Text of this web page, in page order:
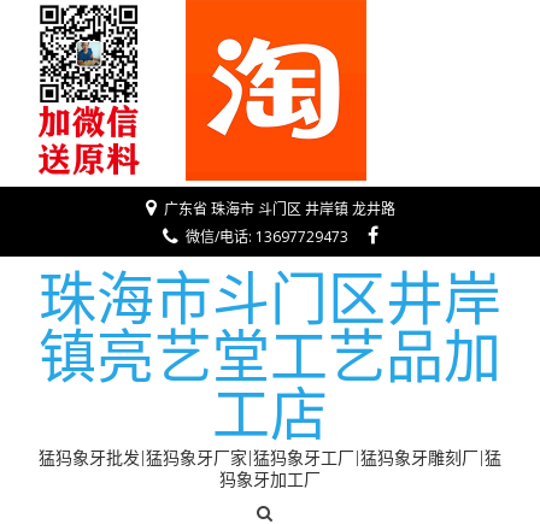
广东省 珠海市 斗门区 井岸镇 龙井路
微信/电话: 13697729473
珠海市斗门区井岸
镇亮艺堂工艺品加
工店
猛犸象牙批发|猛犸象牙厂家|猛犸象牙工厂|猛犸象牙雕刻厂|猛
犸象牙加工厂